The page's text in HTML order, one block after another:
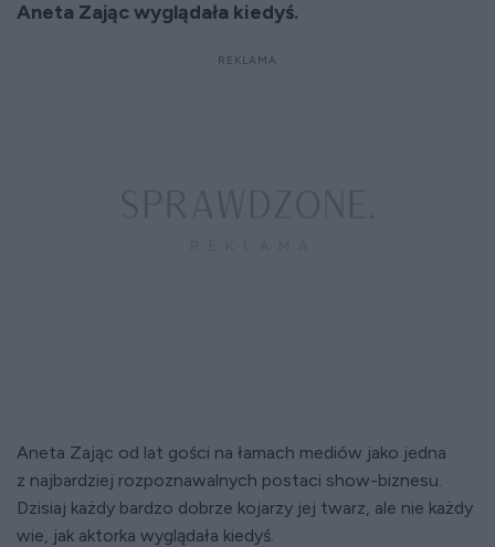
Aneta Zając wyglądała kiedyś.
Aneta Zając od lat gości na łamach mediów jako jedna
z najbardziej rozpoznawalnych postaci show-biznesu.
Dzisiaj każdy bardzo dobrze kojarzy jej twarz, ale nie każdy
wie, jak aktorka wyglądała kiedyś.